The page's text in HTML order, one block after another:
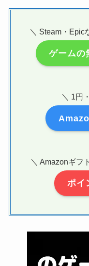
＼ Steam・Epic
ゲームの
＼ 1円
＼ Amazonギフ
ポイ